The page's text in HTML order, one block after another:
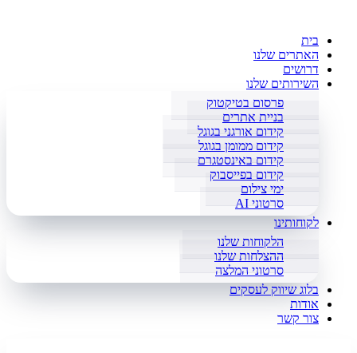
בית
האתרים שלנו
דרושים
השירותים שלנו
פרסום בטיקטוק
בניית אתרים
קידום אורגני בגוגל
קידום ממומן בגוגל
קידום באינסטגרם
קידום בפייסבוק
ימי צילום
סרטוני AI
לקוחותינו
הלקוחות שלנו
ההצלחות שלנו
סרטוני המלצה
בלוג שיווק לעסקים
אודות
צור קשר